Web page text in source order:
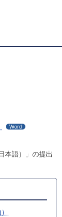
Word
本語）」の提出